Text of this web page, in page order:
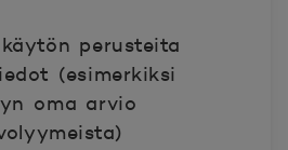
perusteita
(esimerkiksi
oma arvio